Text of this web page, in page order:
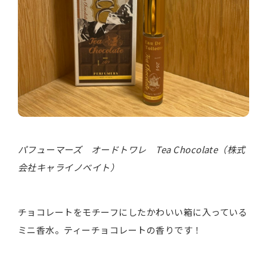
パフューマーズ オードトワレ Tea Chocolate（株式
会社キャライノベイト）
チョコレートをモチーフにしたかわいい箱に入っている
ミニ香水。ティーチョコレートの香りです！